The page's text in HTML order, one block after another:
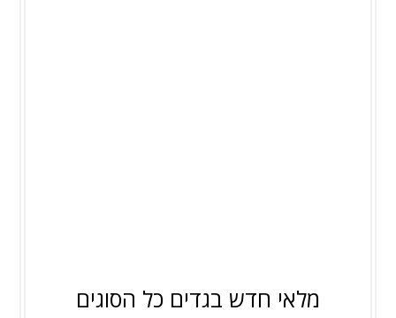
מלאי חדש בגדים כל הסוגים